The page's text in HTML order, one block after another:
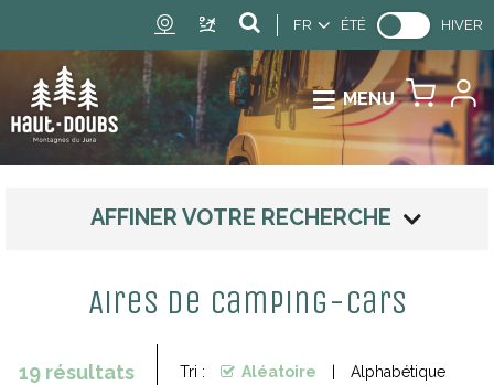
FR ÉTÉ HIVER
MENU
AFFINER VOTRE RECHERCHE
Aires de camping-cars
19 résultats Tri : Aléatoire Alphabétique